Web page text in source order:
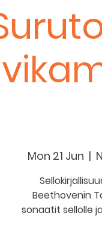
Mon 21 Jun
  |
Beethovenin